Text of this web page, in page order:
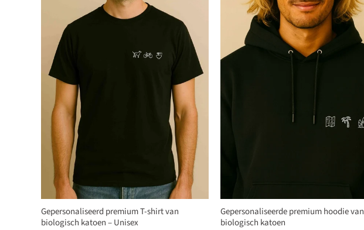
Gepersonaliseerd premium T-shirt van
biologisch katoen – Unisex
Gepersonaliseerde premium hoodie van
biologisch katoen